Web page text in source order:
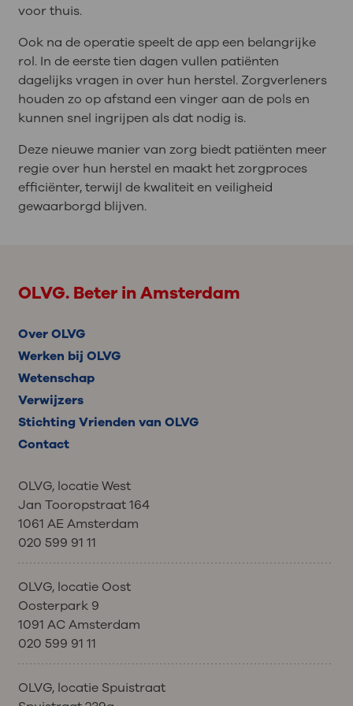
voor thuis.
Ook na de operatie speelt de app een belangrijke
rol. In de eerste tien dagen vullen patiënten
dagelijks vragen in over hun herstel. Zorgverleners
houden zo op afstand een vinger aan de pols en
kunnen snel ingrijpen als dat nodig is.
Deze nieuwe manier van zorg biedt patiënten meer
regie over hun herstel en maakt het zorgproces
efficiënter, terwijl de kwaliteit en veiligheid
gewaarborgd blijven.
OLVG. Beter in Amsterdam
Over OLVG
Werken bij OLVG
Wetenschap
Verwijzers
Stichting Vrienden van OLVG
Contact
OLVG, locatie West
Jan Tooropstraat 164
1061 AE Amsterdam
020 599 91 11
OLVG, locatie Oost
Oosterpark 9
1091 AC Amsterdam
020 599 91 11
OLVG, locatie Spuistraat